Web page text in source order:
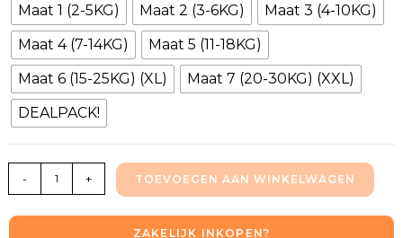
Maat 1 (2-5KG) Maat 2 (3-6KG)
Maat 3 (4-10KG)
Maat 4 (7-14KG)
Maat 5 (11-18KG)
Maat 6 (15-25KG) (XL)
Maat 7 (20-30KG) (XXL)
DEALPACK!
- + TOEVOEGEN AAN WINKELWAGEN
ZAKELIJK INKOPEN?